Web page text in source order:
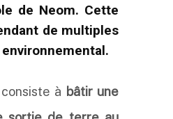
de Neom. Cette
de multiples
à bâtir une